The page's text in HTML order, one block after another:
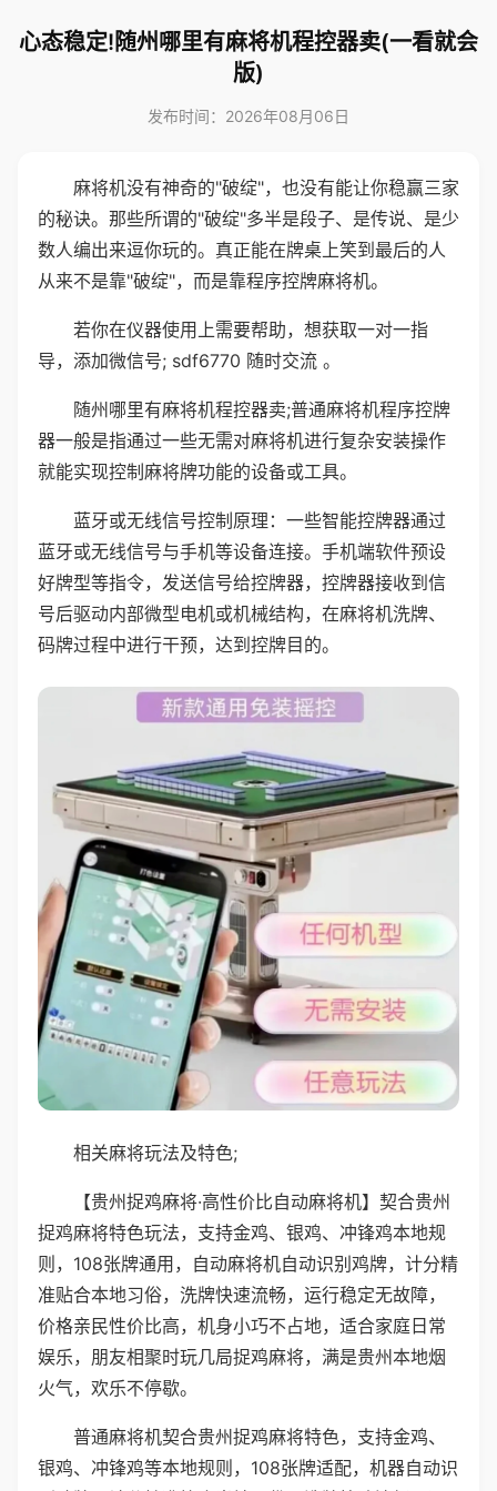
心态稳定!随州哪里有麻将机程控器卖(一看就会
版)
发布时间：2026年08月06日
麻将机没有神奇的"破绽"，也没有能让你稳赢三家
的秘诀。那些所谓的"破绽"多半是段子、是传说、是少
数人编出来逗你玩的。真正能在牌桌上笑到最后的人
从来不是靠"破绽"，而是靠程序控牌麻将机。
若你在仪器使用上需要帮助，想获取一对一指
导，添加微信号; sdf6770 随时交流 。
随州哪里有麻将机程控器卖;普通麻将机程序控牌
器一般是指通过一些无需对麻将机进行复杂安装操作
就能实现控制麻将牌功能的设备或工具。
蓝牙或无线信号控制原理：一些智能控牌器通过
蓝牙或无线信号与手机等设备连接。手机端软件预设
好牌型等指令，发送信号给控牌器，控牌器接收到信
号后驱动内部微型电机或机械结构，在麻将机洗牌、
码牌过程中进行干预，达到控牌目的。
相关麻将玩法及特色;
【贵州捉鸡麻将·高性价比自动麻将机】契合贵州
捉鸡麻将特色玩法，支持金鸡、银鸡、冲锋鸡本地规
则，108张牌通用，自动麻将机自动识别鸡牌，计分精
准贴合本地习俗，洗牌快速流畅，运行稳定无故障，
价格亲民性价比高，机身小巧不占地，适合家庭日常
娱乐，朋友相聚时玩几局捉鸡麻将，满是贵州本地烟
火气，欢乐不停歇。
普通麻将机契合贵州捉鸡麻将特色，支持金鸡、
银鸡、冲锋鸡等本地规则，108张牌适配，机器自动识